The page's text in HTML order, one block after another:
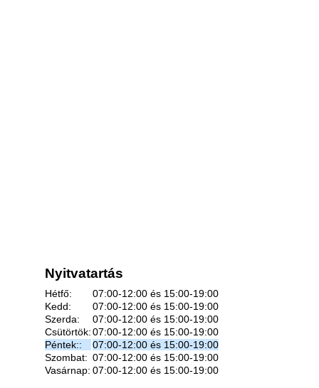
Nyitvatartás
Hétfő:
07:00-12:00 és 15:00-19:00
Kedd:
07:00-12:00 és 15:00-19:00
Szerda:
07:00-12:00 és 15:00-19:00
Csütörtök:07:00-12:00 és 15:00-19:00
Péntek::
07:00-12:00 és 15:00-19:00
Szombat: 07:00-12:00 és 15:00-19:00
Vasárnap: 07:00-12:00 és 15:00-19:00